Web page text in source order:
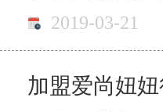
2019-03-21
加盟爱尚妞